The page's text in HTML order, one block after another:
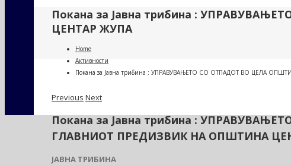
Покана за Јавна трибина :
ЦЕНТАР ЖУПА
Home
Активности
Покана за Јавна трибина : УПРАВУВАЊЕТО СО ОТПАДОТ ВО ЦЕЛА
Previous Next
Покана за Јавна трибина :
ГЛАВНИОТ ПРЕДИЗВИК НА ОПШТИНА
ЈАВНА ТРИБИНА